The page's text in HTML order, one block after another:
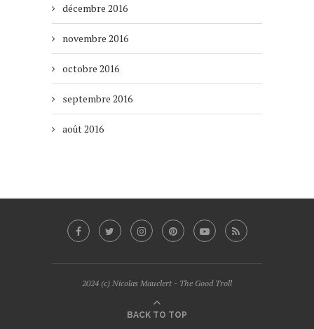
décembre 2016
novembre 2016
octobre 2016
septembre 2016
août 2016
2024 (c) Nicolas Mauclert - The Good Troll
BACK TO TOP